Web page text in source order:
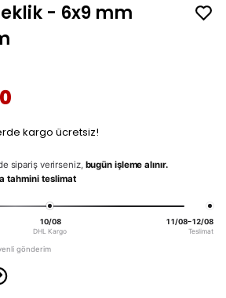
- 6x9 mm
kargo ücretsiz!
sipariş verirseniz, bugün işleme alınır.
tahmini teslimat
10/08
DHL Kargo
11/08–12/08
Teslimat
gönderim